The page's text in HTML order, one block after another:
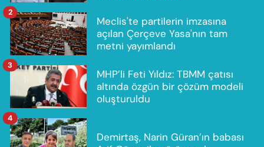
Meclis'te partilerin imzasına
açılan Çerçeve Yasa'nın tam
metni yayımlandı
2
MHP’li Feti Yıldız: TBMM çatısı
altında özgün bir çözüm modeli
oluşturuldu
3
Demirtaş, Narin Güran’ın babası
4